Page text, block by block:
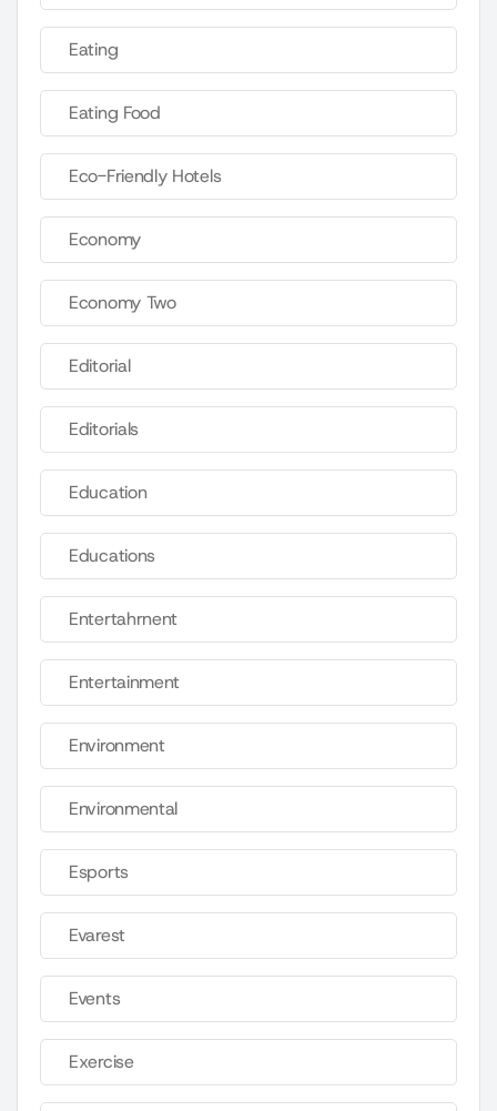
Eating
Eating Food
Eco-Friendly Hotels
Economy
Economy Two
Editorial
Editorials
Education
Educations
Entertahrnent
Entertainment
Environment
Environmental
Esports
Evarest
Events
Exercise